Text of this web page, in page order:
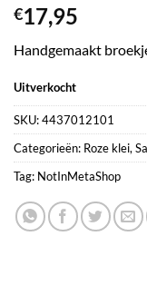
€17,95
Handgemaakt
Uitverkocht
SKU:4437012101
Categorieën: Roze klei,
Tag: NotInMetaShop